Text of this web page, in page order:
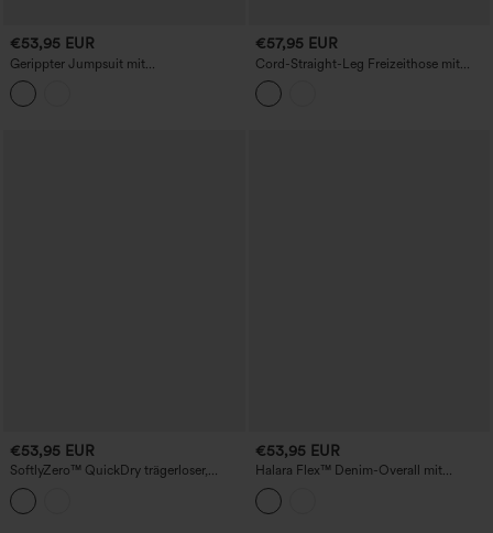
€53,95 EUR
Gerippter Jumpsuit mit
Rundhalsausschnitt, langen Ärmeln,
Korsett-Detail und Taschen - Easy Peezy
Edition
€57,95 EUR
Cord-Straight-Leg Freizeithose mit
Taschen
€53,95 EUR
SoftlyZero™ QuickDry trägerloser,
lässiger Jumpsuit mit seitlichen Streifen
und Taschen – kinderleicht
€53,95 EUR
Halara Flex™ Denim-Overall mit
Kordelzug, geradem Bein und Taschen